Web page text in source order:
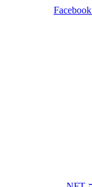
Facebook